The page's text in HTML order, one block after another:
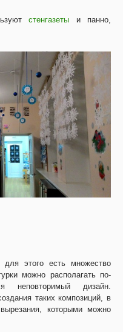
стенгазеты и панно,
этого есть множество
можно располагать по-
неповторимый дизайн.
таких композиций, в
которыми можно